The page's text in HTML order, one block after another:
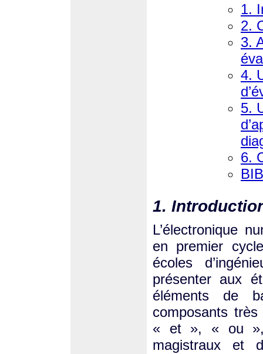
1.
2.
3.
4.
5.
6.
1.
L’électronique
en premier
écoles
présenter aux
éléments de
composants
« et », « ou
magistraux et